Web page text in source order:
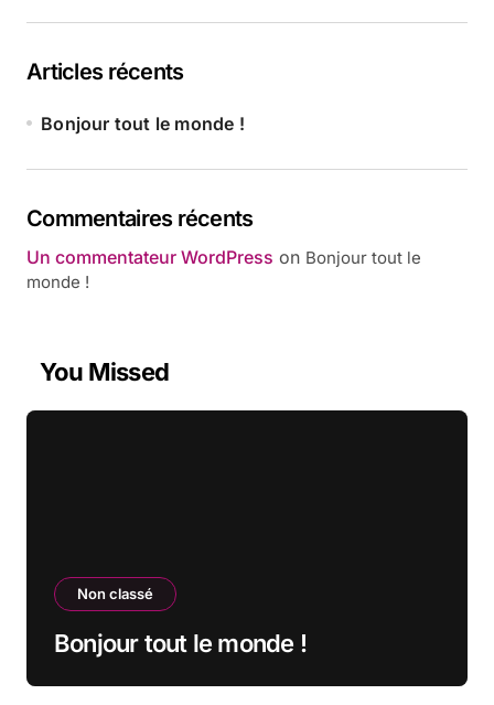
Articles récents
Bonjour tout le monde !
Commentaires récents
Un commentateur WordPress on Bonjour tout le
monde !
You Missed
Non classé
Bonjour tout le monde !